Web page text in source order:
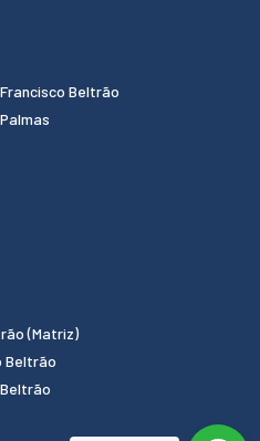
Beltrão
(Matriz)
Beltrão